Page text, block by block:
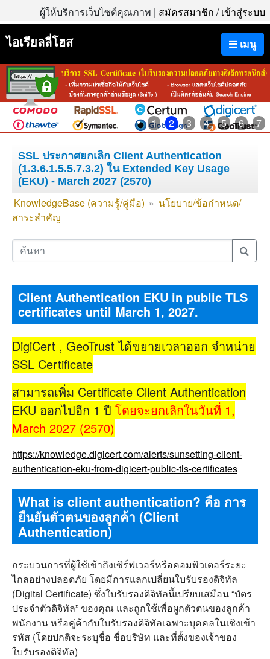
ผู้ให้บริการเว็บไซต์คุณภาพ | สมัครสมาชิก /เข้าสู่ระบบ
เมนู
ไอเรียลลี่โฮส
1 2 3 4 5 6 7
SSL ประกาศยกเลิก Client Authentication
(1.3.6.1.5.5.7.3.2) ใน Extended Key Usage
(EKU) - March 2027 (2570)
KnowledgeBase (ความรู้/คู่มือ) » นโยบาย/ข้อกำหนด/
สาระสำคัญ
Client Authentication EKU in public TLS
certificates until March 1, 2027.
DigiCert , GeoTrust ได้ขยายเวลาออก จำหน่าย
SSL Certificate
สามารถเพิ่ม Certificate Client Authentication
EKU ออกไปอีก 1 ปี โดยจะยกเลิกในวันที่ 1,
March 2027 (2570)
https://knowledge.digicert.com/alerts/sunsetting-client-
authentication-eku-from-digicert-public-tls-certificates
What is client authentication? คือ การ
ยืนยันตัวตนของลูกค้า (Client
Authentication)
กระบวนการที่ผู้ใช้เข้าถึงเซิร์ฟเวอร์หรือคอมพิวเตอร์ระยะ
ไกลอย่างปลอดภัย โดยมีการแลกเปลี่ยนใบรับรองดิจิทัล
(Digital Certificate) ซึ่งใบรับรองดิจิทัลนี้เปรียบเสมือน “บัตร
ประจำตัวดิจิทัล” ของคุณ และถูกใช้เพื่อผูกตัวตนของลูกค้า
พนักงาน หรือคู่ค้ากับใบรับรองดิจิทัลเฉพาะบุคคลในเชิงเข้า
รหัส (โดยปกติจะระบุชื่อ ชื่อบริษัท และที่ตั้งของเจ้าของ
ใบรับรองดิจิทัล)